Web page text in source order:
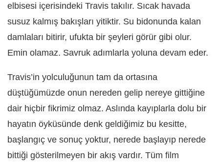
elbisesi içerisindeki Travis takılır. Sıcak havada
susuz kalmış bakışları yitiktir. Su bidonunda kalan
damlaları bitirir, ufukta bir şeyleri görür gibi olur.
Emin olamaz. Savruk adımlarla yoluna devam eder.
Travis’in yolculuğunun tam da ortasına
düştüğümüzde onun nereden gelip nereye gittiğine
dair hiçbir fikrimiz olmaz. Aslında kayıplarla dolu bir
hayatın öyküsünde denk geldiğimiz bu kesitte,
başlangıç ve sonuç yoktur, nerede başlayıp nerede
bittiği gösterilmeyen bir akış vardır. Tüm film